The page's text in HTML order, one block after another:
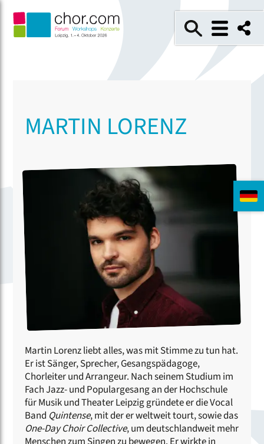
MARTIN LORENZ
Martin Lorenz liebt alles, was mit Stimme zu tun hat.
Er ist Sänger, Sprecher, Gesangspädagoge,
Chorleiter und Arrangeur. Nach seinem Studium im
Fach Jazz- und Populargesang an der Hochschule
für Musik und Theater Leipzig gründete er die Vocal
Band Quintense, mit der er weltweit tourt, sowie das
One-Day Choir Collective, um deutschlandweit mehr